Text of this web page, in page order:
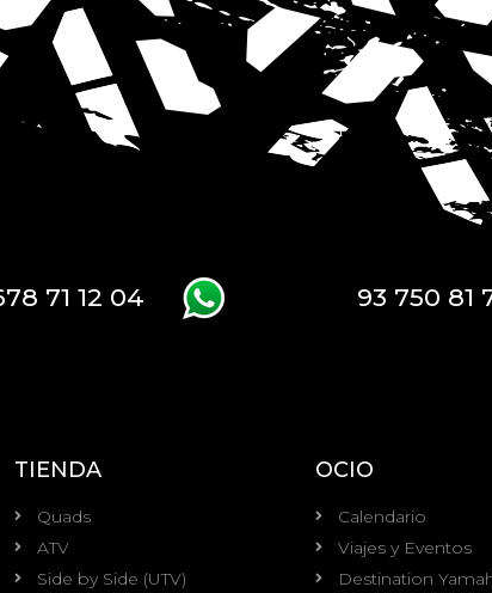
71 12 04 93 750 81
TIENDA
Quads
ATV
Side by Side (UTV)
OCIO
Calendario
Viajes y Eventos
Destination